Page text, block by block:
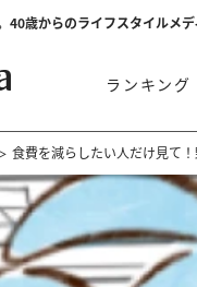
40歳からのライフスタイルメ
ランキング
食費を減らしたい人だけ見て